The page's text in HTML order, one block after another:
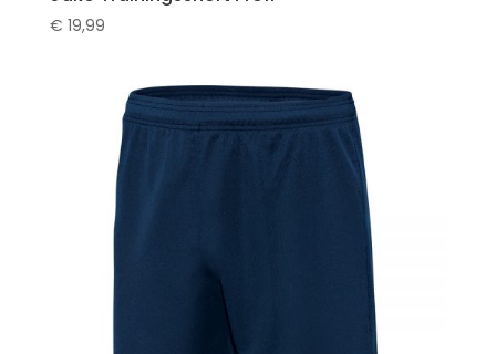
€ 19,99